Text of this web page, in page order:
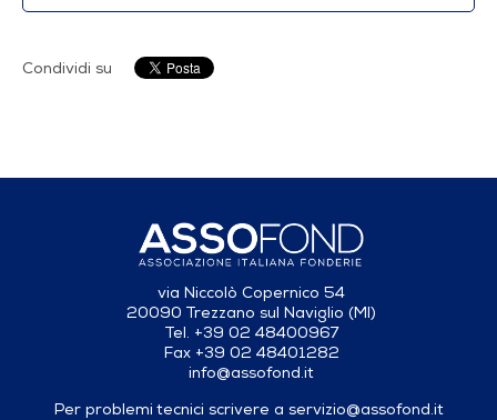
Condividi su
via Niccolò Copernico 54
20090 Trezzano sul Naviglio (MI)
Tel. +39 02 48400967
Fax +39 02 48401282
info@assofond.it
Per problemi tecnici scrivere a servizio@assofond.it